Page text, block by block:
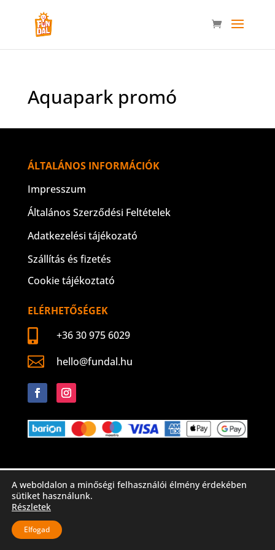
Aquapark promó
ÁLTALÁNOS INFORMÁCIÓK
Impresszum
Általános Szerződési Feltételek
Adatkezelési tájékozató
Szállítás és fizetés
Cookie tájékoztató
ELÉRHETŐSÉGEK
 +36 30 975 6029
 hello@fundal.hu
Követés
A weboldalon a minőségi felhasználói élmény érdekében
sütiket használunk.
Részletek
Elfogad